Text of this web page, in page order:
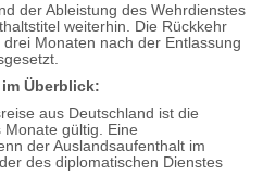
der Ableistung des Wehrdienstes
weiterhin. Die Rückkehr
Monaten nach der Entlassung
Überblick:
aus Deutschland ist die
gültig. Eine
der Auslandsaufenthalt im
des diplomatischen Dienstes